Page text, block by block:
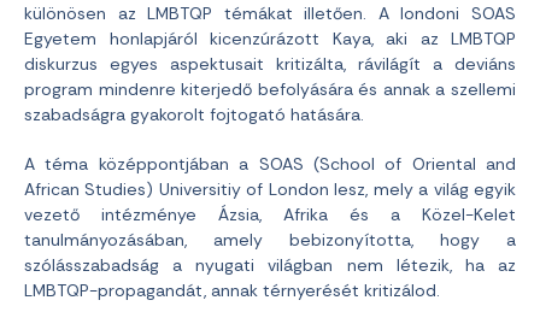
különösen az LMBTQP témákat illetően. A londoni SOAS
Egyetem honlapjáról kicenzúrázott Kaya, aki az LMBTQP
diskurzus egyes aspektusait kritizálta, rávilágít a deviáns
program mindenre kiterjedő befolyására és annak a szellemi
szabadságra gyakorolt fojtogató hatására.
A téma középpontjában a SOAS (School of Oriental and
African Studies) Universitiy of London lesz, mely a világ egyik
vezető intézménye Ázsia, Afrika és a Közel-Kelet
tanulmányozásában, amely bebizonyította, hogy a
szólásszabadság a nyugati világban nem létezik, ha az
LMBTQP-propagandát, annak térnyerését kritizálod.